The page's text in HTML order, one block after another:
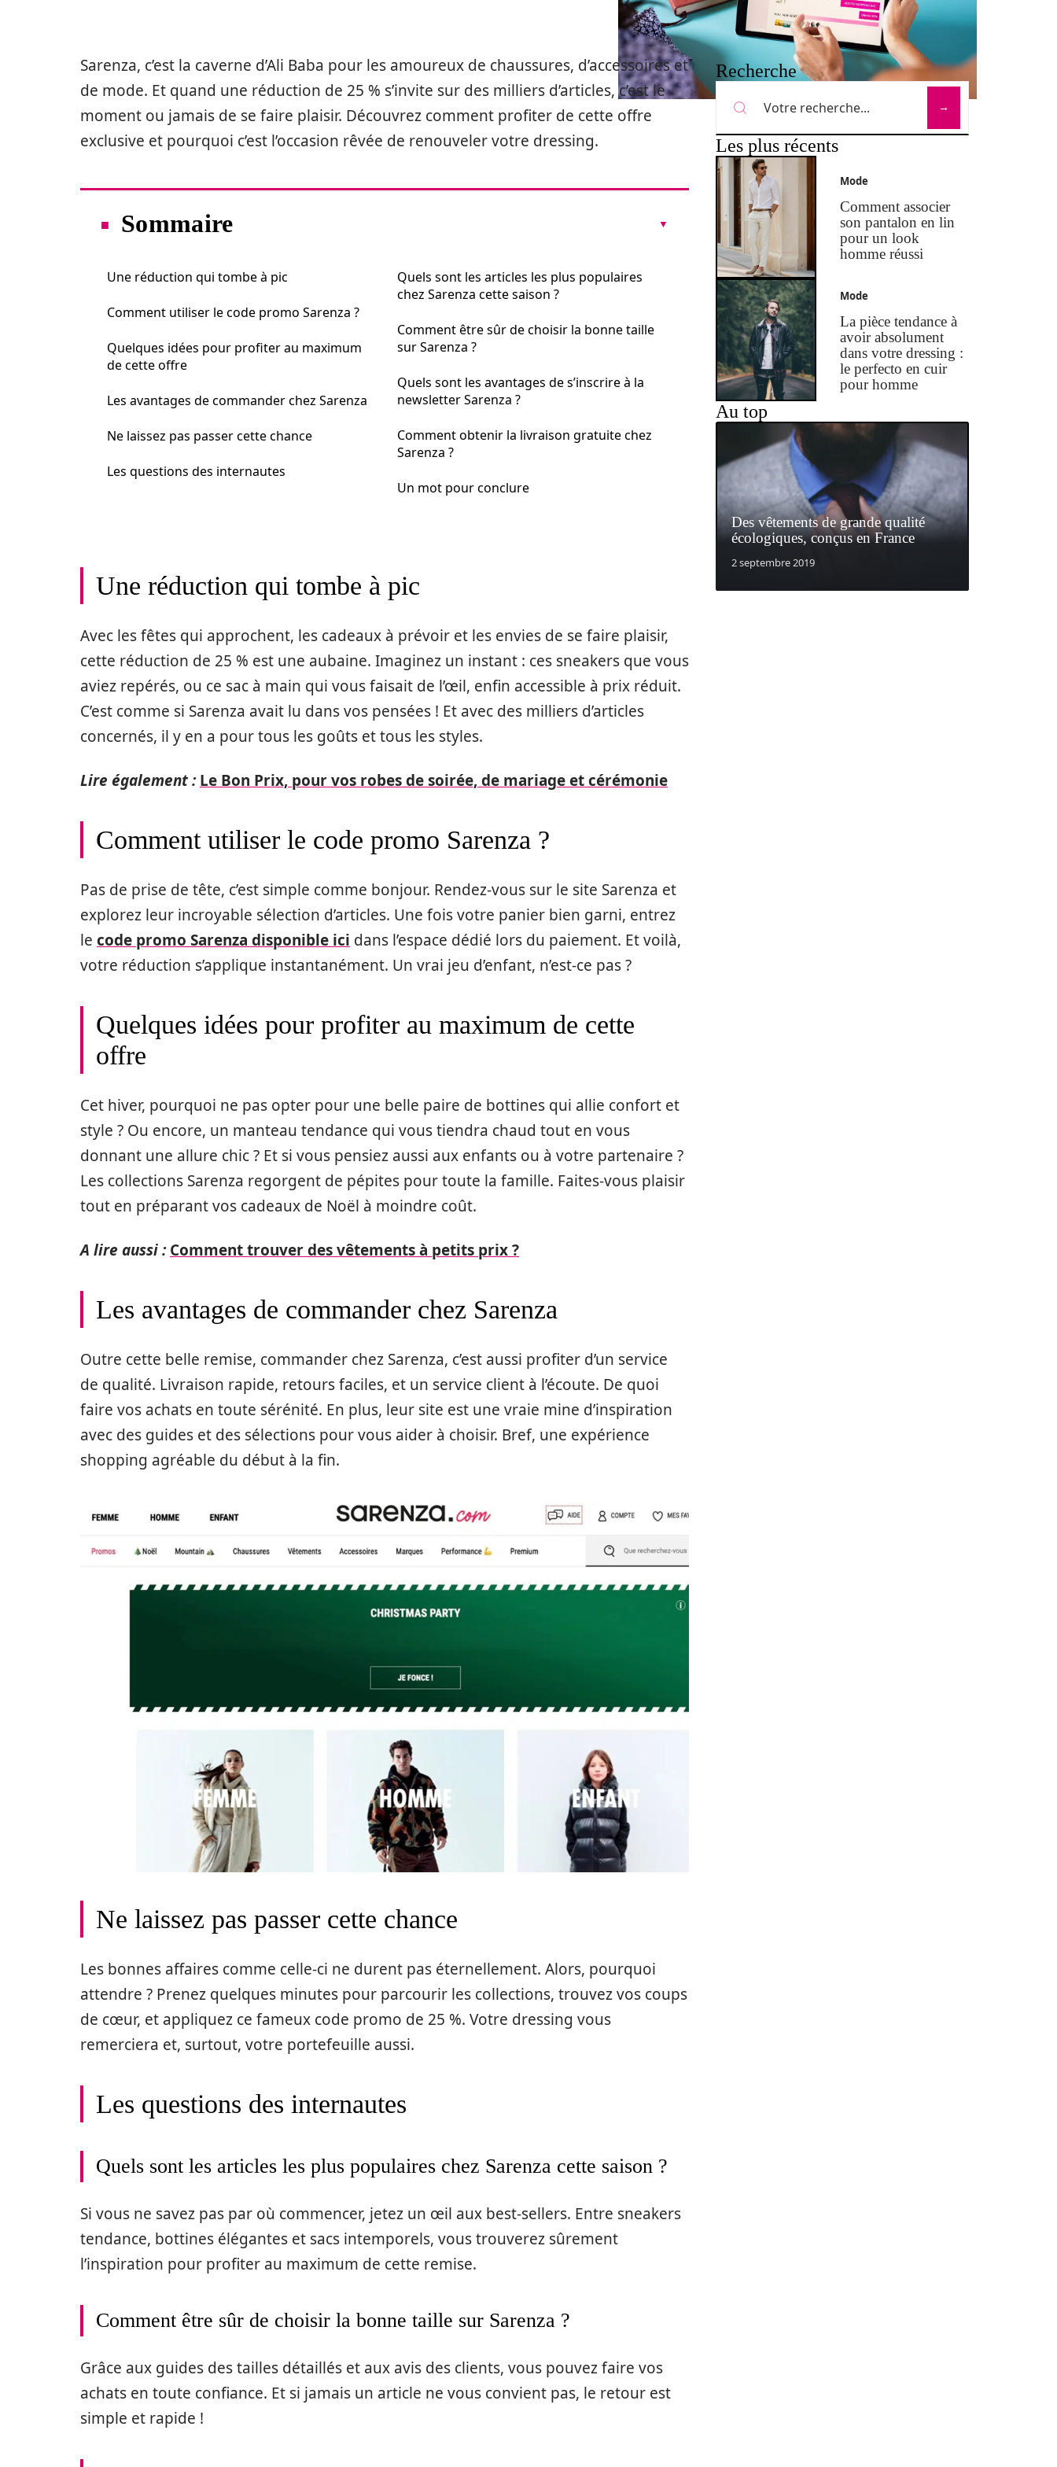
Sarenza, c’est la caverne d’Ali Baba pour les amoureux de chaussures, d’accessoires et
de mode. Et quand une réduction de 25 % s’invite sur des milliers d’articles, c’est le
moment ou jamais de se faire plaisir. Découvrez comment profiter de cette offre
exclusive et pourquoi c’est l’occasion rêvée de renouveler votre dressing.
Sommaire
Une réduction qui tombe à pic
Comment utiliser le code promo Sarenza ?
Quelques idées pour profiter au maximum
de cette offre
Les avantages de commander chez Sarenza
Ne laissez pas passer cette chance
Les questions des internautes
Quels sont les articles les plus populaires
chez Sarenza cette saison ?
Comment être sûr de choisir la bonne taille
sur Sarenza ?
Quels sont les avantages de s’inscrire à la
newsletter Sarenza ?
Comment obtenir la livraison gratuite chez
Sarenza ?
Un mot pour conclure
Une réduction qui tombe à pic
Avec les fêtes qui approchent, les cadeaux à prévoir et les envies de se faire plaisir,
cette réduction de 25 % est une aubaine. Imaginez un instant : ces sneakers que vous
aviez repérés, ou ce sac à main qui vous faisait de l’œil, enfin accessible à prix réduit.
C’est comme si Sarenza avait lu dans vos pensées ! Et avec des milliers d’articles
concernés, il y en a pour tous les goûts et tous les styles.
Lire également : Le Bon Prix, pour vos robes de soirée, de mariage et cérémonie
Comment utiliser le code promo Sarenza ?
Pas de prise de tête, c’est simple comme bonjour. Rendez-vous sur le site Sarenza et
explorez leur incroyable sélection d’articles. Une fois votre panier bien garni, entrez
le code promo Sarenza disponible ici dans l’espace dédié lors du paiement. Et voilà,
votre réduction s’applique instantanément. Un vrai jeu d’enfant, n’est-ce pas ?
Quelques idées pour profiter au maximum de cette
offre
Cet hiver, pourquoi ne pas opter pour une belle paire de bottines qui allie confort et
style ? Ou encore, un manteau tendance qui vous tiendra chaud tout en vous
donnant une allure chic ? Et si vous pensiez aussi aux enfants ou à votre partenaire ?
Les collections Sarenza regorgent de pépites pour toute la famille. Faites-vous plaisir
tout en préparant vos cadeaux de Noël à moindre coût.
A lire aussi : Comment trouver des vêtements à petits prix ?
Les avantages de commander chez Sarenza
Outre cette belle remise, commander chez Sarenza, c’est aussi profiter d’un service
de qualité. Livraison rapide, retours faciles, et un service client à l’écoute. De quoi
faire vos achats en toute sérénité. En plus, leur site est une vraie mine d’inspiration
avec des guides et des sélections pour vous aider à choisir. Bref, une expérience
shopping agréable du début à la fin.
Ne laissez pas passer cette chance
Les bonnes affaires comme celle-ci ne durent pas éternellement. Alors, pourquoi
attendre ? Prenez quelques minutes pour parcourir les collections, trouvez vos coups
de cœur, et appliquez ce fameux code promo de 25 %. Votre dressing vous
remerciera et, surtout, votre portefeuille aussi.
Les questions des internautes
Quels sont les articles les plus populaires chez Sarenza cette saison ?
Si vous ne savez pas par où commencer, jetez un œil aux best-sellers. Entre sneakers
tendance, bottines élégantes et sacs intemporels, vous trouverez sûrement
l’inspiration pour profiter au maximum de cette remise.
Comment être sûr de choisir la bonne taille sur Sarenza ?
Grâce aux guides des tailles détaillés et aux avis des clients, vous pouvez faire vos
achats en toute confiance. Et si jamais un article ne vous convient pas, le retour est
simple et rapide !
Recherche
Les plus récents
Mode
Comment associer
son pantalon en lin
pour un look
homme réussi
Mode
La pièce tendance à
avoir absolument
dans votre dressing :
le perfecto en cuir
pour homme
Au top
Des vêtements de grande qualité
écologiques, conçus en France
2 septembre 2019